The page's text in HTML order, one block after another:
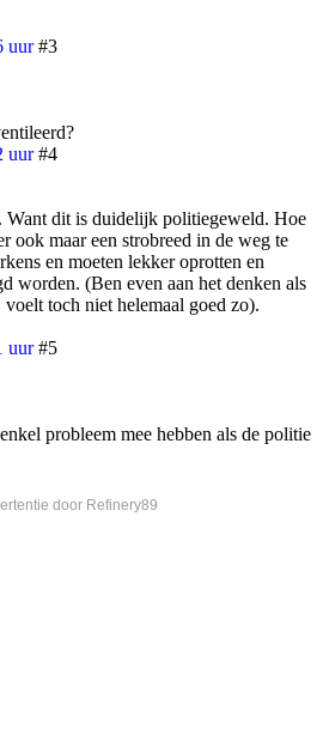
uur #3
uur #4
Want dit is duidelijk politiegeweld. Hoe
ook maar een strobreed in de weg te
en moeten lekker oprotten en
worden. (Ben even aan het denken als
toch niet helemaal goed zo).
uur #5
probleem mee hebben als de politie
door Refinery89